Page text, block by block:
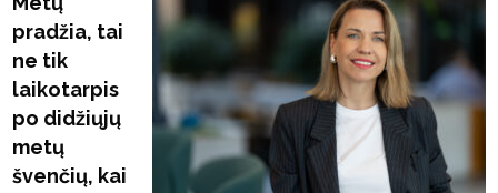
pradžia, tai
ne tik
laikotarpis
po didžiųjų
metų
švenčių, kai